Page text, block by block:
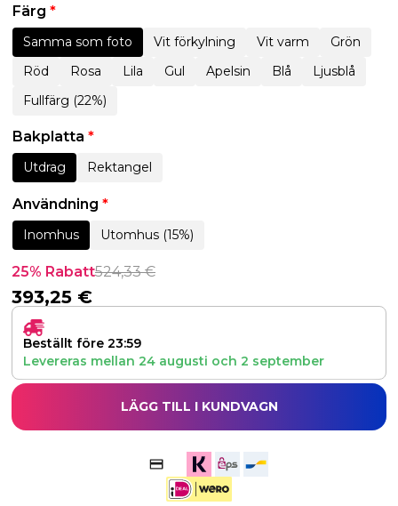
Färg *
Samma som foto Vit förkylning Vit varm
Grön
Röd
Rosa Lila Gul Apelsin Blå
Ljusblå
Fullfärg (22%)
Bakplatta *
Utdrag Rektangel
Användning *
Inomhus Utomhus (15%)
25% Rabatt524,33€
393,25 €
Beställt före 23:59
Levereras mellan 24 augusti och 2 september
LÄGG TILL I KUNDVAGN